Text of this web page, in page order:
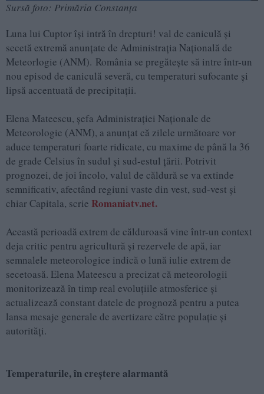
Sursă foto: Primăria Constanța
Luna lui Cuptor își intră în drepturi! val de caniculă și
secetă extremă anunțate de Administrația Națională de
Meteorlogie (ANM). România se pregătește să intre într-un
nou episod de caniculă severă, cu temperaturi sufocante și
lipsă accentuată de precipitații.
Elena Mateescu, șefa Administrației Naționale de
Meteorologie (ANM), a anunțat că zilele următoare vor
aduce temperaturi foarte ridicate, cu maxime de până la 36
de grade Celsius în sudul și sud-estul țării. Potrivit
prognozei, de joi încolo, valul de căldură se va extinde
semnificativ, afectând regiuni vaste din vest, sud-vest și
chiar Capitala, scrie Romaniatv.net.
Această perioadă extrem de călduroasă vine într-un context
deja critic pentru agricultură și rezervele de apă, iar
semnalele meteorologice indică o lună iulie extrem de
secetoasă. Elena Mateescu a precizat că meteorologii
monitorizează în timp real evoluțiile atmosferice și
actualizează constant datele de prognoză pentru a putea
lansa mesaje generale de avertizare către populație și
autorități.
Temperaturile, în creștere alarmantă